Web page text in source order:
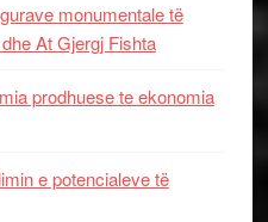
monumentale të
At Gjergj Fishta
prodhuese te ekonomia
e potencialeve të